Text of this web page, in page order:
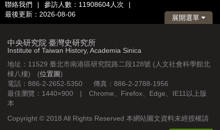
聯絡我們
| 參訪人數：11908604人次
|
最後更新：2026-08-06
展開選單
中央研究院 臺灣史研究所
Institute of Taiwan History, Academia Sinica
地址：11529 臺北市南港區研究院路二段128號 (人文社會科學館北
棟八樓) (位置圖)
電話：886-2-2652-5350 傳真：886-2-2788-1956
最佳瀏覽：1440×900 | Chrome、Firefox、Edge、IE11以上版
本
Copyright © 2018 All Rights Reserved 本網站圖文資料未經授權請